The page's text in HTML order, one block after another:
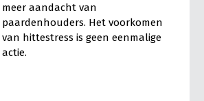
meer aandacht van
paardenhouders. Het voorkomen
van hittestress is geen eenmalige
actie.